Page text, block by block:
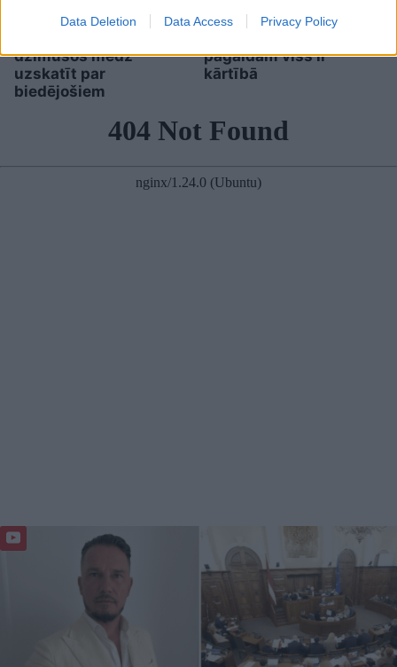
Data Deletion Data Access Privacy Policy
“izurbjas” citiem cauri:
dzimušos mēdz
uzskatīt par
biedējošiem
vārdus, kas apgriezti
pagaidām viss ir
kārtībā